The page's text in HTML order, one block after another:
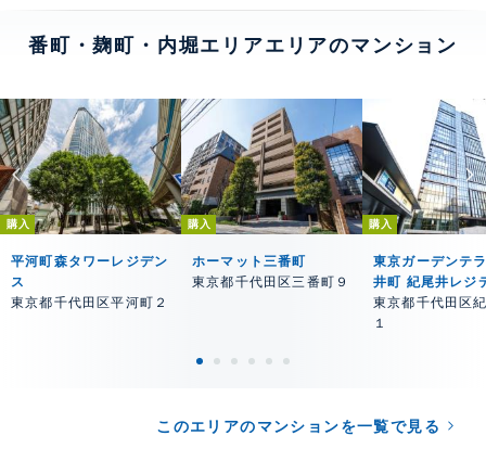
番町・麹町・内堀エリアエリアのマンション
購入
平河町森タワーレジデン
ス
東京都千代田区平河町２
購入
ホーマット三番町
東京都千代田区三番町９
購入
東京ガーデンテ
井町 紀尾井レジ
東京都千代田区
１
このエリアのマンションを一覧で見る